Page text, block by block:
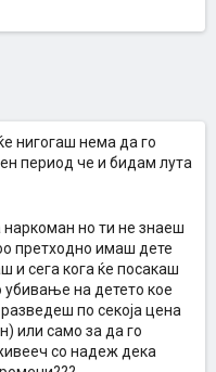
нигогаш нема да го
период че и бидам лута
но ти не знаеш
претходно имаш дете
и сега кога ќе посакаш
убивање на детето кое
по секоја цена
или само за да го
со надеж дека